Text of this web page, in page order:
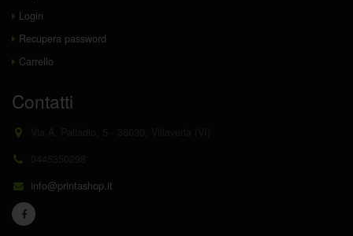
Login
Recupera password
Carrello
Contatti
info@printashop.it